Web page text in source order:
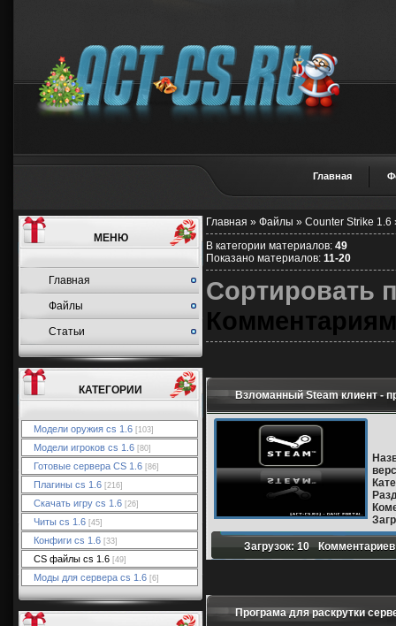
Главная
МЕНЮ
Главная
Файлы
Статьи
КАТЕГОРИИ
Модели оружия cs 1.6 [103]
Модели игроков cs 1.6 [80]
Готовые сервера CS 1.6 [86]
Плагины cs 1.6 [216]
Скачать игру cs 1.6 [26]
Читы cs 1.6 [45]
Конфиги cs 1.6 [33]
CS файлы cs 1.6 [49]
Моды для сервера cs 1.6 [6]
Главная » Файлы » Counter Strike 1.6
В категории материалов: 49
Показано материалов: 11-20
Сортировать
Комментариям
Взломанный Steam клиент -
Загрузок: 10
Програма для раскрутки